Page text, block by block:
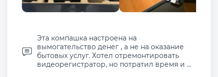
Эта компашка настроена на
вымогательство денег , а не на оказание
бытовых услуг. Хотел отремонтировать
видеорегистратор, но потратил время и ...